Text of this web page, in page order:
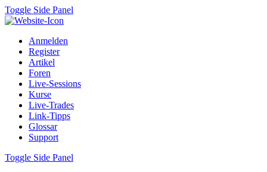
Toggle Side Panel
Anmelden
Register
Artikel
Foren
Live-Sessions
Kurse
Live-Trades
Link-Tipps
Glossar
Support
Toggle Side Panel